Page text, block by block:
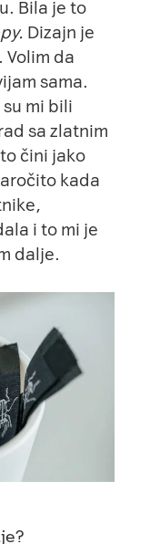
. Bila je to
Dizajn je
Volim da
sama.
mi bili
sa zlatnim
čini jako
kada
i to mi je
dalje.